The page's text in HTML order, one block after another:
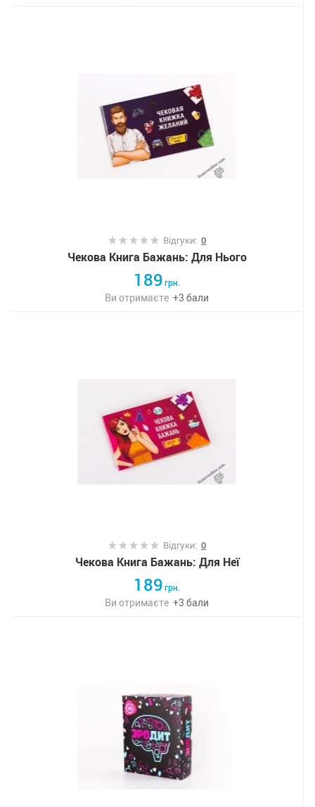
Відгуки: 0
Чекова Книга Бажань: Для Нього
189грн.
Ви отримаєте +3 бали
Відгуки: 0
Чекова Книга Бажань: Для Неї
189грн.
Ви отримаєте +3 бали